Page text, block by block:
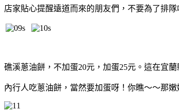
店家貼心提醒遠道而來的朋友們，不要為了排
礁溪蔥油餅，不加蛋20元，加蛋25元。這在宜
內行人吃蔥油餅，當然要加蛋呀！你瞧～～那